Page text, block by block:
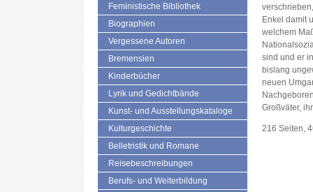
Feministische Bibliothek
Biographien
Vergessene Autoren
Bremensien
Kinderbücher
Lyrik und Gedichtbände
Kunst- und Ausstellungskataloge
Kulturgeschichte
Belletristik und Romane
Reisebeschreibungen
Berufs- und Weiterbildung
Enkel damit
welchem
sind und er
bislang
neuen
Großväter,
216 Seiten,